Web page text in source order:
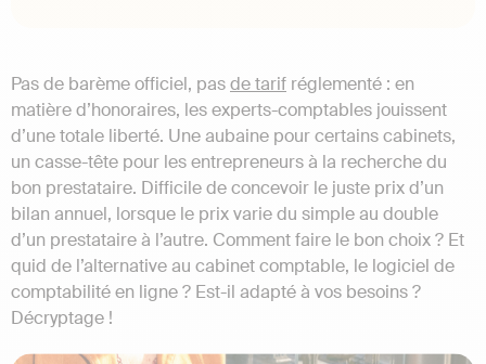
Pas de barème officiel, pasde tarif réglementé : en
matière d’honoraires, les experts-comptables jouissent
d’une totale liberté. Une aubaine pour certains cabinets,
un casse-tête pour les entrepreneurs à la recherche du
bon prestataire. Difficile de concevoir le juste prix d’un
bilan annuel, lorsque le prix varie du simple au double
d’un prestataire à l’autre. Comment faire le bon choix ? Et
quid de l’alternative au cabinet comptable, le logiciel de
comptabilité en ligne ? Est-il adapté à vos besoins ?
Décryptage !